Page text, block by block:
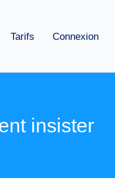
Tarifs Connexion
insister